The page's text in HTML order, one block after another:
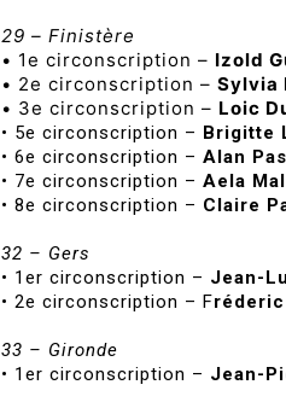
29 – Finistère
• 1e circonscription – Izold
• 2e circonscription – Sylvia
• 3e circonscription – Loic
• 5e circonscription – Brigitte
• 6e circonscription – Alan
• 7e circonscription – Aela
• 8e circonscription – Claire
32 – Gers
• 1er circonscription – Jean-
• 2e circonscription – Fréderic
33 – Gironde
• 1er circonscription – Jean-